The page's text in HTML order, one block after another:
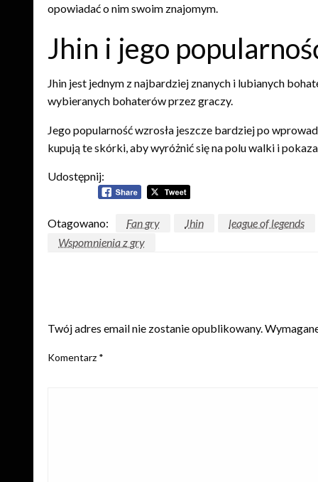
opowiadać o nim swoim znajomym.
Jhin i jego
Jhin jest jednym z najbardziej znanych i lubianych
wybieranych bohaterów przez graczy.
Jego popularność wzrosła jeszcze bardziej po
kupują te skórki, aby wyróżnić się na polu walki i
Udostępnij:
Otagowano: Fan gry Jhin league of legends
Wspomnienia z gry
Twój adres email nie zostanie opublikowany.
Komentarz *